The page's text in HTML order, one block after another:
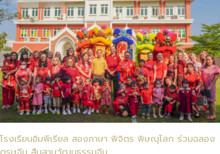
โรงเรียนอิมพีเรียล สองภาษา พิจิตร พิษณุโลก ร่วมฉลอง
โรงเรียนอิมพีเรียลพิษณุโลก สองภาษา
99/99 หมู่ที่ 4 ตำบลพลายชุมพล
อำเภอเมือง จังหวัดพิษณุโลก 65000
Imperial Phitsanulok Bilingual School